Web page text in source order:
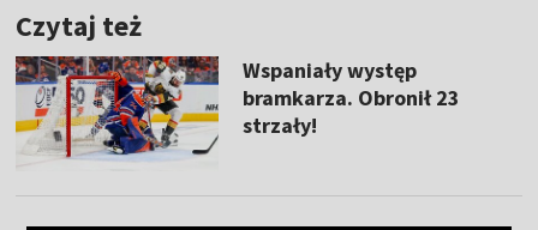
Czytaj też
Wspaniały występ
bramkarza. Obronił 23
strzały!